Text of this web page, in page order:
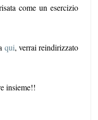
come un esercizio
qui, verrai reindirizzato
insieme!!